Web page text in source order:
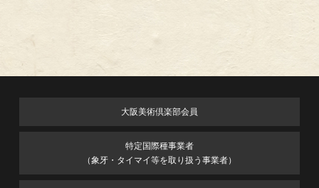
大阪美術倶楽部会員
特定国際種事業者
（象牙・タイマイ等を取り扱う事業者）